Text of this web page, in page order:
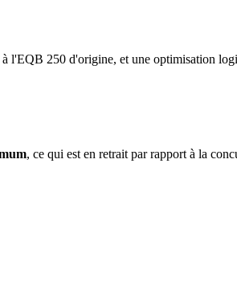
à l'EQB 250 d'origine, et une optimisation
, ce qui est en retrait par rapport à la